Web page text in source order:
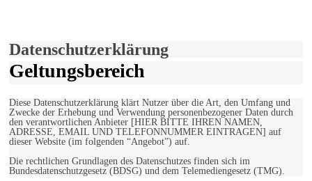
Datenschutzerklärung
Geltungsbereich
Diese Datenschutzerklärung klärt Nutzer über die Art, den Umfang und
Zwecke der Erhebung und Verwendung personenbezogener Daten durch
den verantwortlichen Anbieter [HIER BITTE IHREN NAMEN,
ADRESSE, EMAIL UND TELEFONNUMMER EINTRAGEN] auf
dieser Website (im folgenden “Angebot”) auf.
Die rechtlichen Grundlagen des Datenschutzes finden sich im
Bundesdatenschutzgesetz (BDSG) und dem Telemediengesetz (TMG).